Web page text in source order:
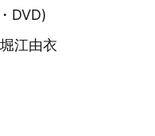
DVD)
堀江由衣